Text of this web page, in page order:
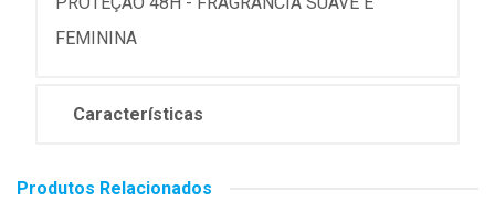
FEMININA
Características
Produtos Relacionados